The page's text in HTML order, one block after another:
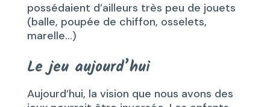
possédaient d’ailleurs très peu de jouets
(balle, poupée de chiffon, osselets,
marelle…)
Le jeu aujourd’hui
Aujourd’hui, la vision que nous avons des